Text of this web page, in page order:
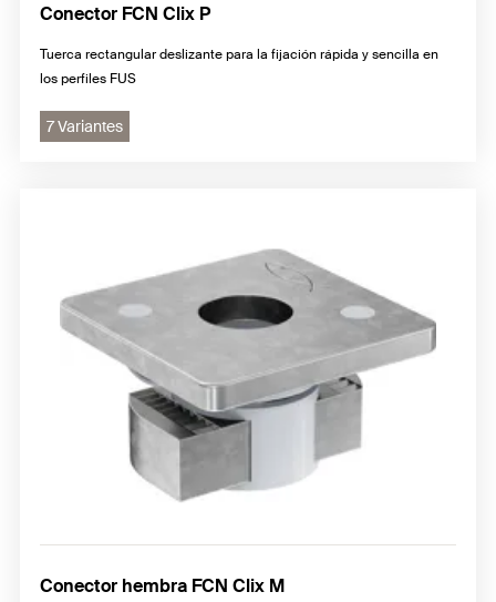
Conector FCN Clix P
Tuerca rectangular deslizante para la fijación rápida y sencilla en
los perfiles FUS
7 Variantes
Conector hembra FCN Clix M